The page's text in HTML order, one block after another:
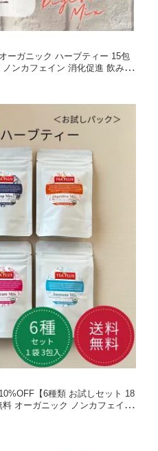
ーガニック ハーブティー 15包
ンカフェイン 消化促進 飲み過
ペパーミント ジンジャー ギフ
品質 健康茶 ヨガ 送料無料 ク
【6種類 お試しセット 18
オーガニック ノンカフェイン
ティーセット ヨガ ギフト プ
ント モリンガ ルイボス茶 生